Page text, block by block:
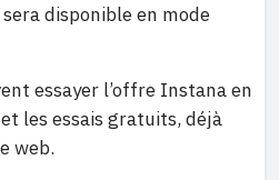
disponible en mode
essayer l’offre Instana en
les essais gratuits, déjà
web.